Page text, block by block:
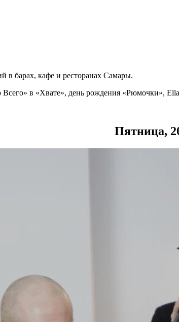
в барах, кафе и ресторанах Самары.
в «Хвате», день рождения «Рюмочки»,
Пятница,